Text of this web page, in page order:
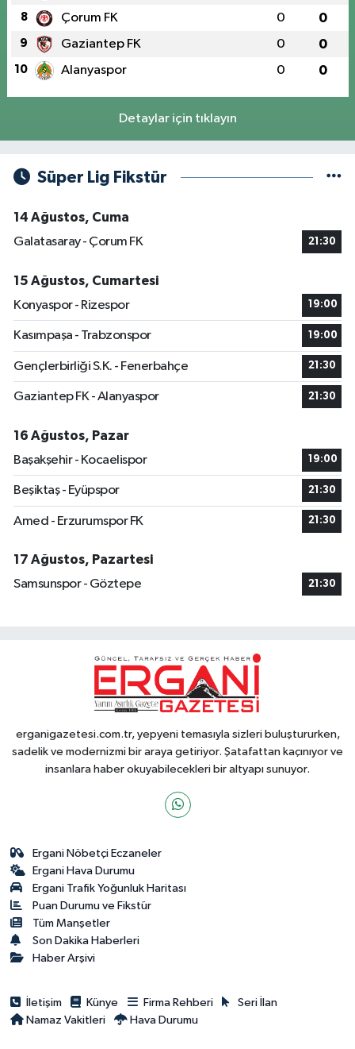
8 Çorum FK 0 0
9 Gaziantep FK 0 0
10 Alanyaspor 0 0
Detaylar için tıklayın
Süper Lig Fikstür
14 Ağustos, Cuma
Galatasaray - Çorum FK
21:30
15 Ağustos, Cumartesi
Konyaspor - Rizespor
19:00
Kasımpaşa - Trabzonspor 19:00
Gençlerbirliği S.K. - Fenerbahçe 21:30
Gaziantep FK - Alanyaspor 21:30
16 Ağustos, Pazar
Başakşehir - Kocaelispor
19:00
Beşiktaş - Eyüpspor 21:30
Amed - Erzurumspor FK 21:30
17 Ağustos, Pazartesi
Samsunspor - Göztepe
21:30
erganigazetesi.com.tr, yepyeni temasıyla sizleri buluştururken,
sadelik ve modernizmi bir araya getiriyor. Şatafattan kaçınıyor ve
insanlara haber okuyabilecekleri bir altyapı sunuyor.
Ergani Nöbetçi Eczaneler
Ergani Hava Durumu
Ergani Trafik Yoğunluk Haritası
Puan Durumu ve Fikstür
Tüm Manşetler
Son Dakika Haberleri
Haber Arşivi
İletişim Künye Firma Rehberi
Seri İlan
Namaz Vakitleri
Hava Durumu